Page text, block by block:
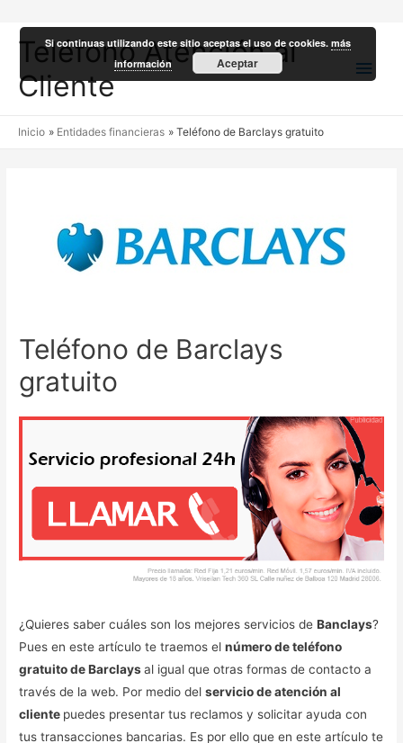
Teléfono Atención al
Cliente
Inicio Entidades financieras Teléfono de Barclays gratuito
Teléfono de Barclays
gratuito
¿Quieres saber cuáles son los mejores servicios deBanclays?
Pues en este artículo te traemos elnúmero de teléfono
gratuito de Barclaysal igual que otras formas de contacto a
través de la web. Por medio delservicio de atención al
cliente puedes presentar tus reclamos y solicitar ayuda con
tus transacciones bancarias. Es por ello que en este artículo te
Si continuas utilizando este sitio aceptas el uso de cookies.más
información
Aceptar